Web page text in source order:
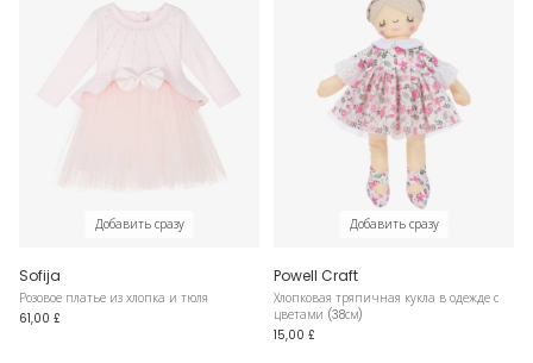
Добавить сразу
Sofija
Розовое платье из хлопка и тюля
61,00 £
Добавить сразу
Powell Craft
Хлопковая тряпичная кукла в одежде с
цветами (38см)
15,00 £